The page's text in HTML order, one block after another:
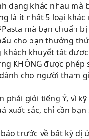
dạng khác nhau mà
là ít nhất 5 loại khác
mà bạn chuẩn bị
cho bạn thưởng
khách khuyết tật
KHÔNG được phép
cho người tham
phải giỏi tiếng Ý, vì
xuất sắc, chỉ cần bạn
trước về bất kỳ dị